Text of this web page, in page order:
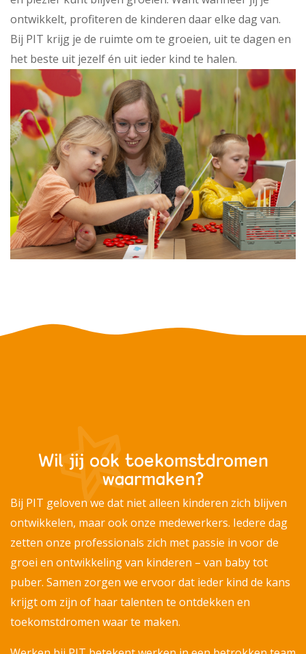
ontwikkelt, profiteren de kinderen daar elke dag van.
Bij PIT krijg je de ruimte om te groeien, uit te dagen en
het beste uit jezelf én uit ieder kind te halen.
Wil jij ook toekomstdromen
waarmaken?
Bij PIT geloven we dat niet alleen kinderen zich blijven
ontwikkelen, maar ook onze medewerkers. Iedere dag
zetten onze professionals zich met passie in voor de
groei en ontwikkeling van kinderen – van baby tot
puber. Samen zorgen we ervoor dat ieder kind de kans
krijgt om zijn of haar talenten te ontdekken en
toekomstdromen waar te maken.